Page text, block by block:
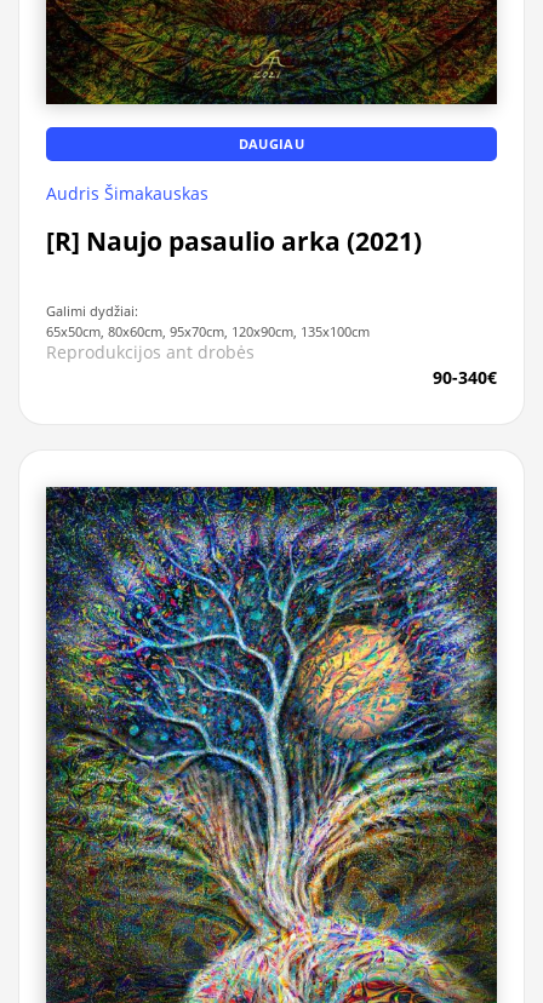
DAUGIAU
Audris Šimakauskas
[R] Naujo pasaulio arka (2021)
Galimi dydžiai:
65x50cm, 80x60cm, 95x70cm, 120x90cm, 135x100cm
Reprodukcijos ant drobės
90-340€